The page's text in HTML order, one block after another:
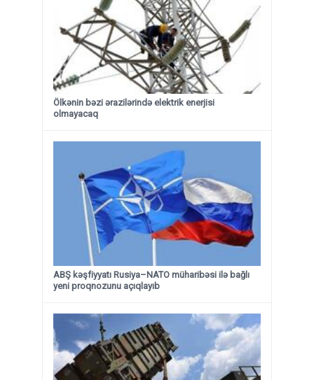
Ölkənin bəzi ərazilərində elektrik enerjisi
olmayacaq
ABŞ kəşfiyyatı Rusiya–NATO müharibəsi ilə bağlı
yeni proqnozunu açıqlayıb